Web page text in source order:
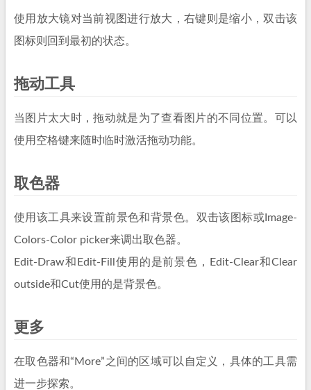
使用放大镜对当前视图进行放大，右键则是缩小，双击该
图标则回到最初的状态。
拖动工具
当图片太大时，拖动就是为了查看图片的不同位置。可以
使用空格键来随时临时激活拖动功能。
取色器
使用该工具来设置前景色和背景色。双击该图标或Image-
Colors-Color picker来调出取色器。
Edit-Draw和Edit-Fill使用的是前景色，Edit-Clear和Clear
outside和Cut使用的是背景色。
更多
在取色器和“More”之间的区域可以自定义，具体的工具需
进一步探索。